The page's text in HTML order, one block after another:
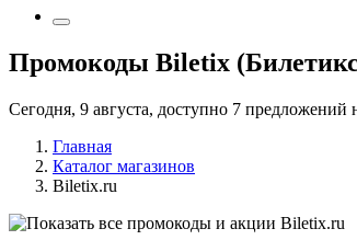
Промокоды Biletix
Сегодня, 9 августа, доступно 7 предложений
Главная
Каталог магазинов
Biletix.ru